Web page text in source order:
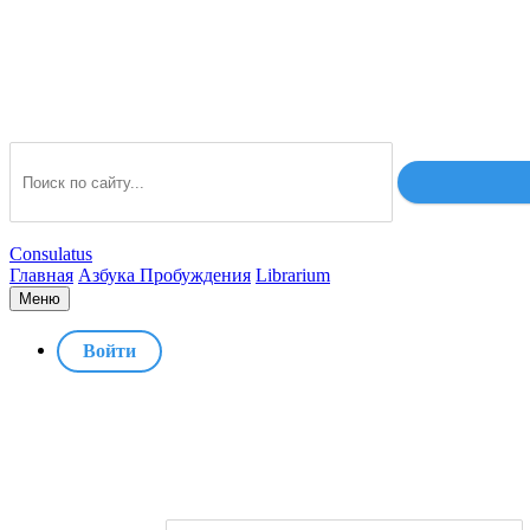
Consulatus
Главная Азбука Пробуждения Librarium
Меню
Войти